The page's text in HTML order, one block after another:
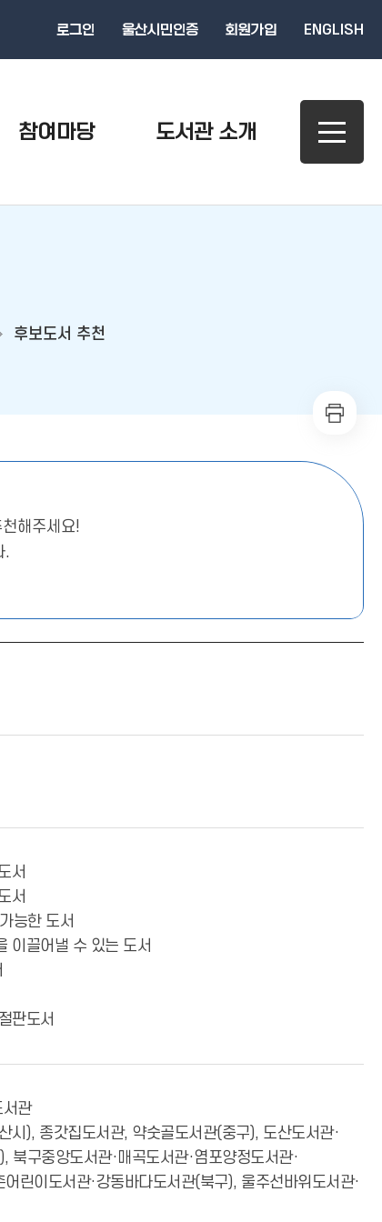
로그인 울산시민인증 회원가입 ENGLISH
참여마당 도서관 소개
후보도서 추천
해주세요!
.
서
서
능한 도서
이끌어낼 수 있는 도서
판도서
서관
시), 종갓집도서관, 약숫골도서관(중구), 도산도서관·
구중앙도서관·매곡도서관·염포양정도서관·
린이도서관·강동바다도서관(북구), 울주선바위도서관·